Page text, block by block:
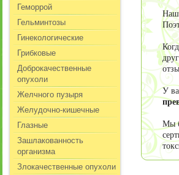
Геморрой
Гельминтозы
Гинекологические
Грибковые
Доброкачественные
опухоли
Желчного пузыря
Желудочно-кишечные
Глазные
Зашлакованность
организма
Злокачественные опухоли
У
Мы